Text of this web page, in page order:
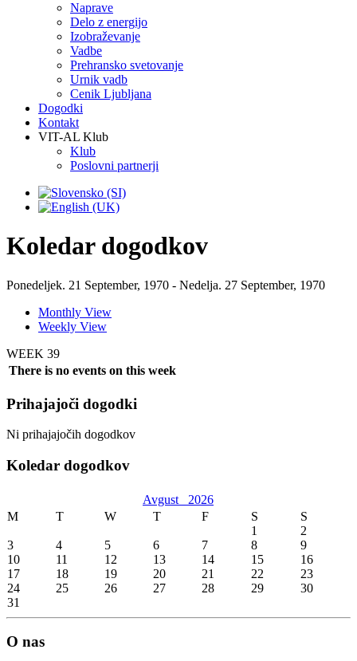
Naprave
Delo z energijo
Izobraževanje
Vadbe
Prehransko svetovanje
Urnik vadb
Cenik Ljubljana
Dogodki
Kontakt
VIT-AL Klub
Klub
Poslovni partnerji
Koledar dogodkov
Ponedeljek. 21 September, 1970 - Nedelja. 27 September, 1970
Monthly View
Weekly View
WEEK 39
There is no events on this week
Prihajajoči dogodki
Ni prihajajočih dogodkov
Koledar dogodkov
Avgust 2026
M
T W T F S
S
1
2
3
4 5 6 7 8
9
10
11 12 13 14 15
16
17
18 19 20 21 22
23
24
25 26 27 28 29
30
31
O nas